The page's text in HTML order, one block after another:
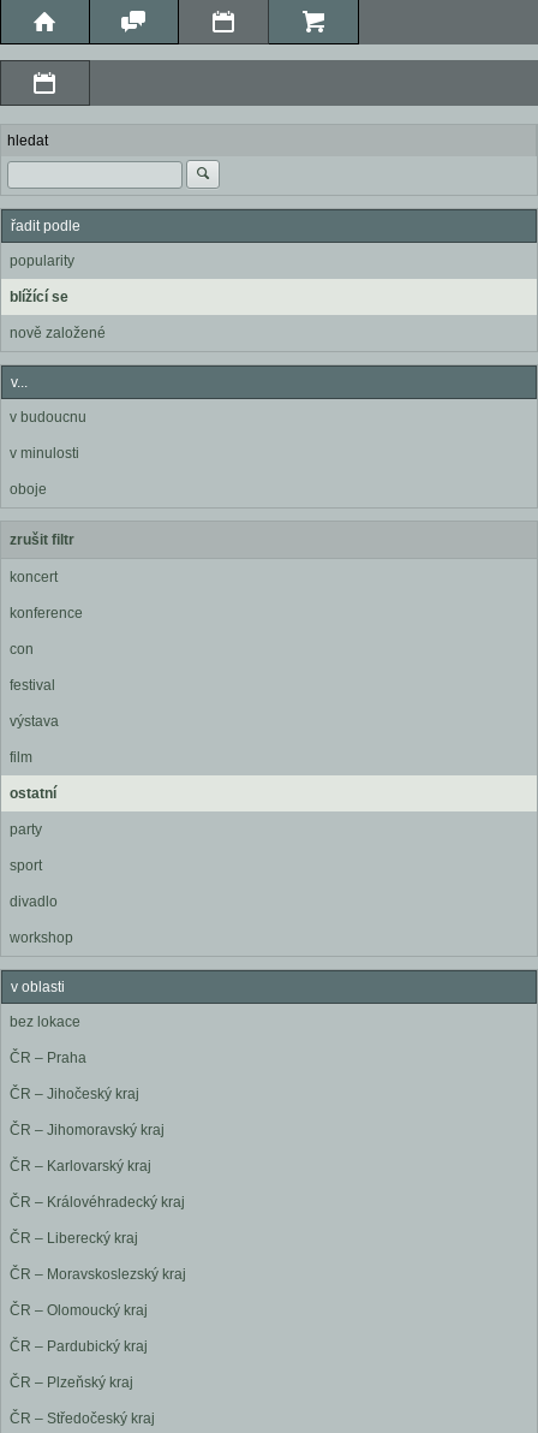
hledat
řadit podle
popularity
blížící se
nově založené
v...
v budoucnu
v minulosti
oboje
zrušit filtr
koncert
konference
con
festival
výstava
film
ostatní
party
sport
divadlo
workshop
v oblasti
bez lokace
ČR – Praha
ČR – Jihočeský kraj
ČR – Jihomoravský kraj
ČR – Karlovarský kraj
ČR – Královéhradecký kraj
ČR – Liberecký kraj
ČR – Moravskoslezský kraj
ČR – Olomoucký kraj
ČR – Pardubický kraj
ČR – Plzeňský kraj
ČR – Středočeský kraj